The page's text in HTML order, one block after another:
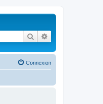
Rechercher
Connexion